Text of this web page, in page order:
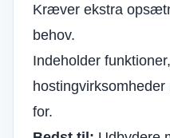
Kræver ekstra
behov.
Indeholder
for.